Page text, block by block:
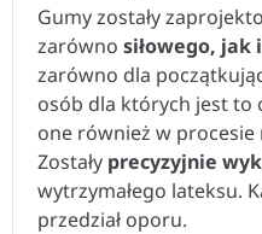
Gumy zostały
zarówno siłowego, jak
zarówno dla
osób dla których jest to
one również w procesie
Zostały precyzyjnie
wytrzymałego lateksu.
przedział oporu.